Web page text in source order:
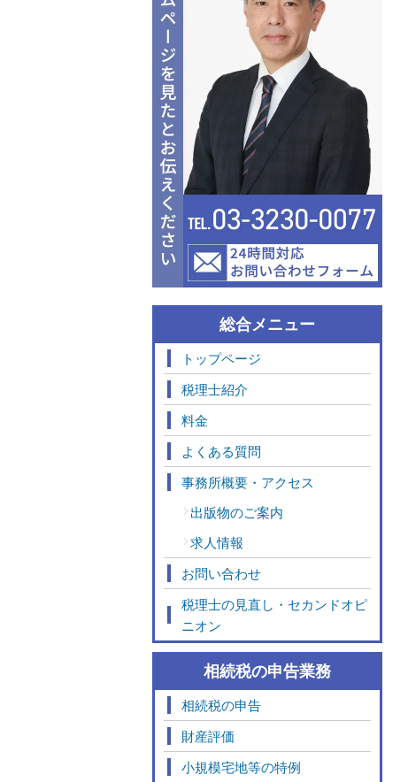
総合メニュー
トップページ
税理士紹介
料金
よくある質問
事務所概要・アクセス
出版物のご案内
求人情報
お問い合わせ
税理士の見直し・セカンドオピ
ニオン
相続税の申告業務
相続税の申告
財産評価
小規模宅地等の特例